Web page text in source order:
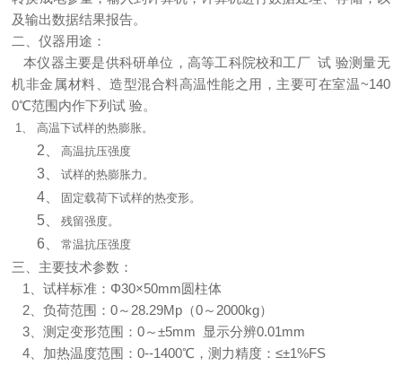
及输出数据结果报告。
二、仪器用途：
本仪器主要是供科研单位，高等工科院校和工厂 试 验测量无
机非金属材料、造型混合料高温性能之用，主要可在室温~140
0℃范围内作下列试 验。
1、 高温下试样的热膨胀。
2、 高温抗压强度
3、 试样的热膨胀力。
4、 固定载荷下试样的热变形。
5、 残留强度。
6、 常温抗压强度
三、主要技术参数：
1 、试样标准： Φ30×50mm 圆柱体
2 、负荷范围：0～ 28.29Mp （0～ 2000kg）
3 、测定变形范围：0～±5mm 显示分辨0.01mm
4 、加热温度范围：0--1400℃，测力精度：≤±1%FS